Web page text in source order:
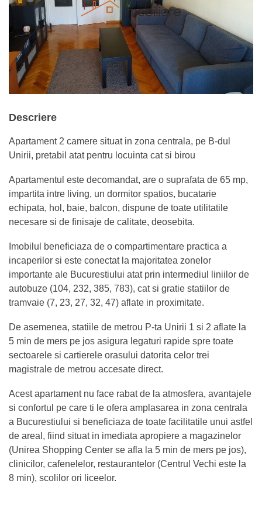
Descriere
Apartament 2 camere situat in zona centrala, pe B-dul
Unirii, pretabil atat pentru locuinta cat si birou
Apartamentul este decomandat, are o suprafata de 65 mp,
impartita intre living, un dormitor spatios, bucatarie
echipata, hol, baie, balcon, dispune de toate utilitatile
necesare si de finisaje de calitate, deosebita.
Imobilul beneficiaza de o compartimentare practica a
incaperilor si este conectat la majoritatea zonelor
importante ale Bucurestiului atat prin intermediul liniilor de
autobuze (104, 232, 385, 783), cat si gratie statiilor de
tramvaie (7, 23, 27, 32, 47) aflate in proximitate.
De asemenea, statiile de metrou P-ta Unirii 1 si 2 aflate la
5 min de mers pe jos asigura legaturi rapide spre toate
sectoarele si cartierele orasului datorita celor trei
magistrale de metrou accesate direct.
Acest apartament nu face rabat de la atmosfera, avantajele
si confortul pe care ti le ofera amplasarea in zona centrala
a Bucurestiului si beneficiaza de toate facilitatile unui astfel
de areal, fiind situat in imediata apropiere a magazinelor
(Unirea Shopping Center se afla la 5 min de mers pe jos),
clinicilor, cafenelelor, restaurantelor (Centrul Vechi este la
8 min), scolilor ori liceelor.